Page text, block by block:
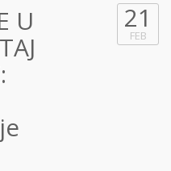
U
21
FEB